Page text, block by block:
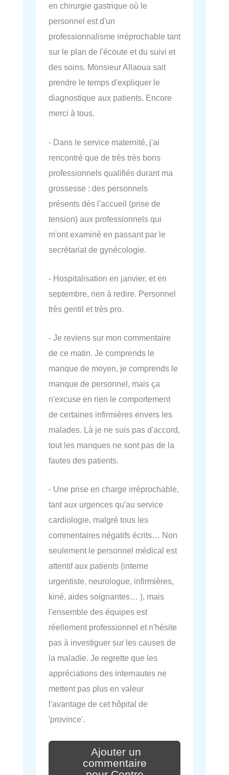
en chirurgie gastrique où le
personnel est d'un
professionnalisme irréprochable tant
sur le plan de l'écoute et du suivi et
des soins. Monsieur Allaoua sait
prendre le temps d'expliquer le
diagnostique aux patients. Encore
merci à tous.
- Dans le service maternité, j'ai
rencontré que de très très bons
professionnels qualifiés durant ma
grossesse : des personnels
présents dès l'accueil (prise de
tension) aux professionnels qui
m'ont examiné en passant par le
secrétariat de gynécologie.
- Hospitalisation en janvier, et en
septembre, rien à redire. Personnel
très gentil et très pro.
- Je reviens sur mon commentaire
de ce matin. Je comprends le
manque de moyen, je comprends le
manque de personnel, mais ça
n'excuse en rien le comportement
de certaines infirmières envers les
malades. Là je ne suis pas d'accord,
tout les manques ne sont pas de la
fautes des patients.
- Une prise en charge irréprochable,
tant aux urgences qu'au service
cardiologie, malgré tous les
commentaires négatifs écrits… Non
seulement le personnel médical est
attentif aux patients (interne
urgentiste, neurologue, infirmières,
kiné, aides soignantes… ), mais
l'ensemble des équipes est
réellement professionnel et n'hésite
pas à investiguer sur les causes de
la maladie. Je regrette que les
appréciations des internautes ne
mettent pas plus en valeur
l'avantage de cet hôpital de
'province'.
Ajouter un
commentaire